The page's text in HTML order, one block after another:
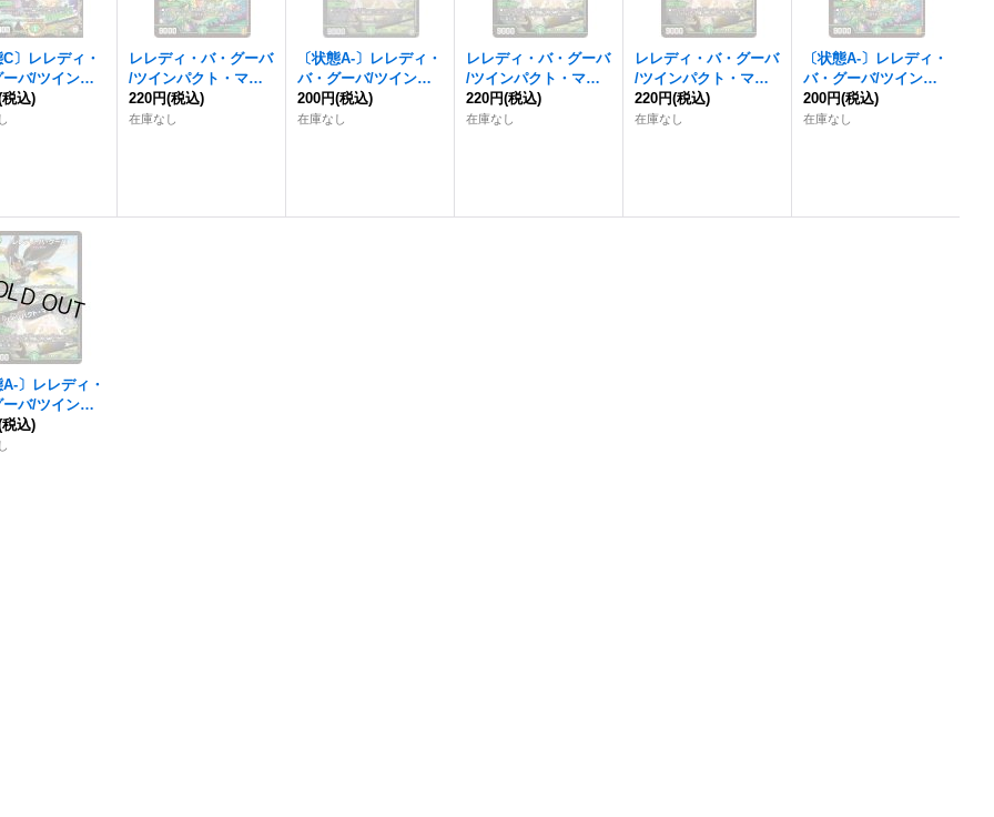
〕
レレディ・
ーバ/ツインパ
ップ【-】{P1
《自然》
税込)
レレディ・バ・グーバ
/ツインパクト・マッ
プ【-】{EX1683/100}
《自然》
220円(税込)
在庫なし
〔状態A-〕 レレディ・
バ・グーバ/ツインパ
クト・マップ【-】{BD
08a3/13}《自然》
200円(税込)
在庫なし
レレディ・バ・グーバ
/ツインパクト・マッ
プ【U】{EX1268/110}
《自然》
220円(税込)
在庫なし
レレディ・バ・グーバ
/ツインパクト・マッ
プ【U】{23BD646/60}
《自然》
220円(税込)
在庫なし
〔状態A-〕 レレディ・
バ・グーバ/ツインパ
クト・マップ【-】{EX
1683/100}《自然》
200円(税込)
在庫なし
〕
レレディ・
ーバ/ツインパ
ップ【U】{E
《自然》
税込)